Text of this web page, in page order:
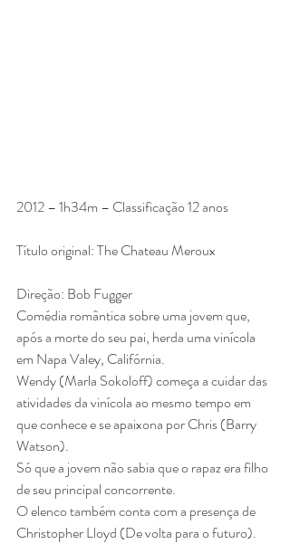
2012 – 1h34m – Classificação 12 anos
Título original: The Chateau Meroux
Direção: Bob Fugger
Comédia romântica sobre uma jovem que,
após a morte do seu pai, herda uma vinícola
em Napa Valey, Califórnia.
Wendy (Marla Sokoloff) começa a cuidar das
atividades da vinícola ao mesmo tempo em
que conhece e se apaixona por Chris (Barry
Watson).
Só que a jovem não sabia que o rapaz era filho
de seu principal concorrente.
O elenco também conta com a presença de
Christopher Lloyd (De volta para o futuro).